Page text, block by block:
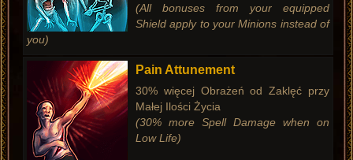
(All bonuses from your equipped
Shield apply to your Minions instead of
you)
Pain Attunement
30% więcej Obrażeń od Zaklęć przy
Małej Ilości Życia
(30% more Spell Damage when on
Low Life)